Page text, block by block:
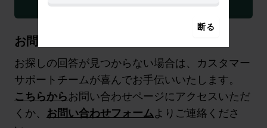
会員登録
お問い合わせ
お探しの回答が見つからない場合は、カスタマー
サポートチームが喜んでお手伝いいたします。
こちらからお問い合わせページにアクセスいただ
くか、 お問い合わせフォームよりご連絡くださ
断る